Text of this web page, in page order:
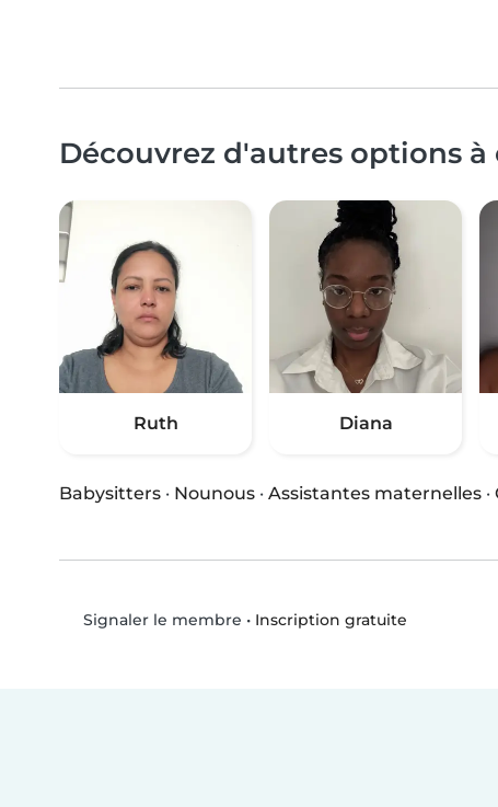
Découvrez d'autres options
Ruth Diana
Babysitters · Nounous · Assistantes maternelles ·
Signaler le membre • Inscription gratuite